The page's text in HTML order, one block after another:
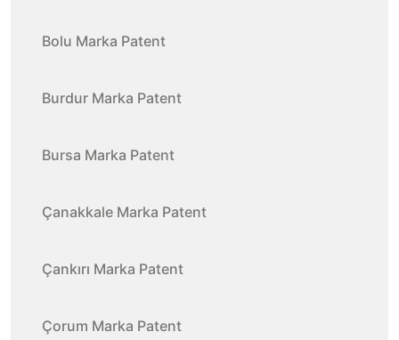
Bolu Marka Patent
Burdur Marka Patent
Bursa Marka Patent
Çanakkale Marka Patent
Çankırı Marka Patent
Çorum Marka Patent